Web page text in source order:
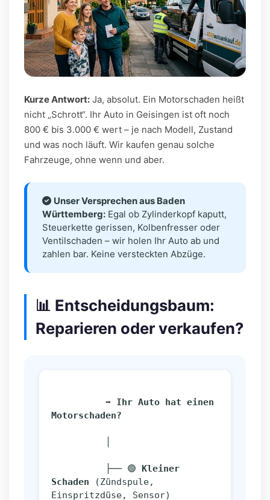
Kurze Antwort: Ja, absolut. Ein Motorschaden heißt
nicht „Schrott“. Ihr Auto in Geisingen ist oft noch
800 € bis 3.000 € wert – je nach Modell, Zustand
und was noch läuft. Wir kaufen genau solche
Fahrzeuge, ohne wenn und aber.
Unser Versprechen aus Baden
Württemberg: Egal ob Zylinderkopf kaputt,
Steuerkette gerissen, Kolbenfresser oder
Ventilschaden – wir holen Ihr Auto ab und
zahlen bar. Keine versteckten Abzüge.
📊 Entscheidungsbaum:
Reparieren oder verkaufen?
➡️ Ihr Auto hat einen
Motorschaden?
          ├── 🟢
Kleiner
Schaden (Zündspule,
Einspritzdüse, Sensor)